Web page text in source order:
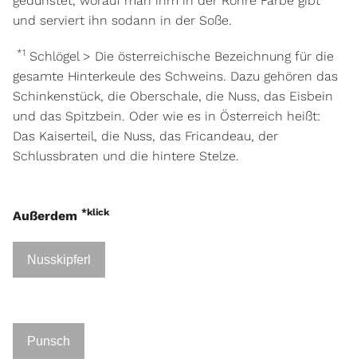
und serviert ihn sodann in der Soße.
*1 Schlögel > Die österreichische Bezeichnung für die
gesamte Hinterkeule des Schweins. Dazu gehören das
Schinkenstück, die Oberschale, die Nuss, das Eisbein
und das Spitzbein. Oder wie es in Österreich heißt:
Das Kaiserteil, die Nuss, das Fricandeau, der
Schlussbraten und die hintere Stelze.
Außerdem*klick
Nusskipferl
Punsch